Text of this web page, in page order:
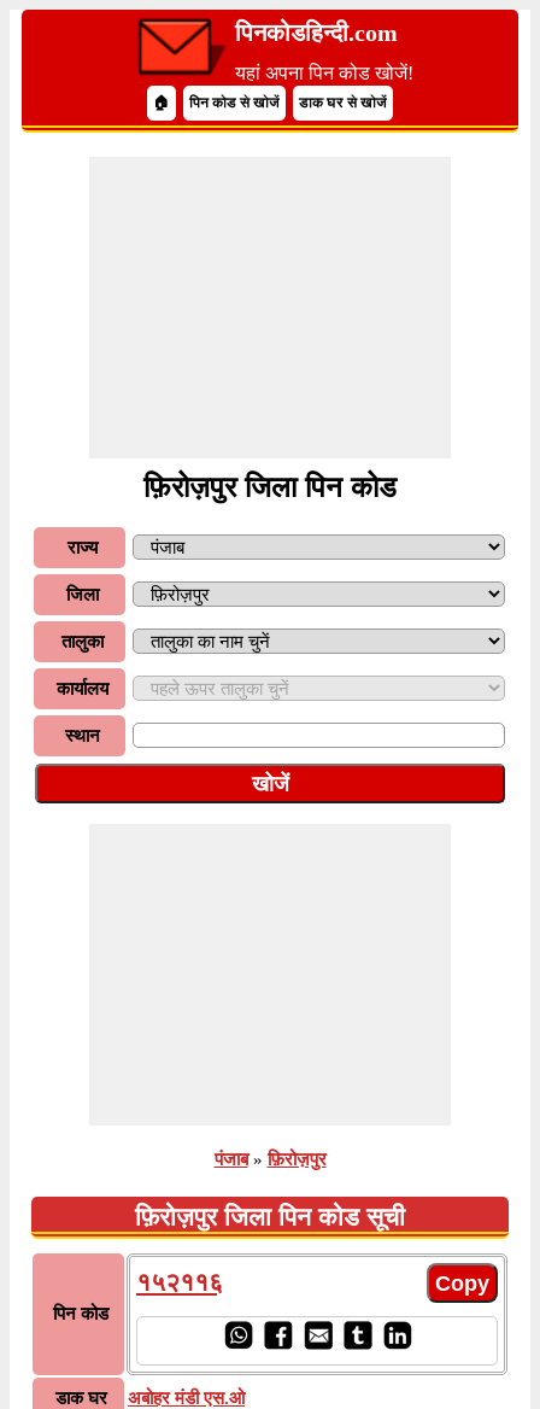
पिनकोडहिन्दी.com
यहां अपना पिन कोड खोजें!
🏠 पिन कोड से खोजें डाक घर से खोजें
फ़िरोज़पुर जिला पिन कोड
राज्य
जिला
तालुका
कार्यालय
स्थान
पंजाब » फ़िरोज़पुर
फ़िरोज़पुर जिला पिन कोड सूची
पिन कोड
१५२११६
डाक घर अबोहर मंडी एस.ओ